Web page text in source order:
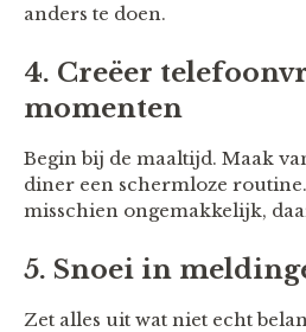
anders te doen.
4. Creëer
momenten
Begin bij de maaltijd. Maak
diner een schermloze
misschien ongemakkelijk,
5. Snoei in
Zet alles uit wat niet echt